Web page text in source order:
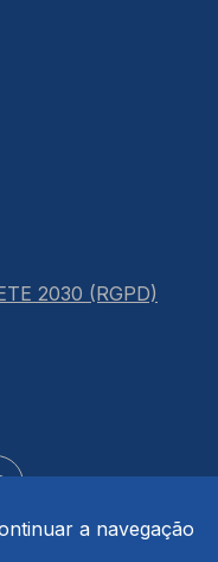
a navegação
2030 (RGPD)